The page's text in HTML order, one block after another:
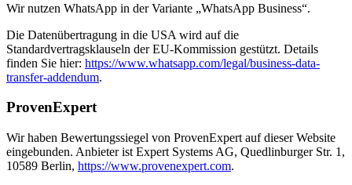
Wir nutzen WhatsApp in der Variante „WhatsApp Business“.
Die Datenübertragung in die USA wird auf die
Standardvertragsklauseln der EU-Kommission gestützt. Details
finden Sie hier: https://www.whatsapp.com/legal/business-data-
transfer-addendum.
ProvenExpert
Wir haben Bewertungssiegel von ProvenExpert auf dieser Website
eingebunden. Anbieter ist Expert Systems AG, Quedlinburger Str. 1,
10589 Berlin, https://www.provenexpert.com.